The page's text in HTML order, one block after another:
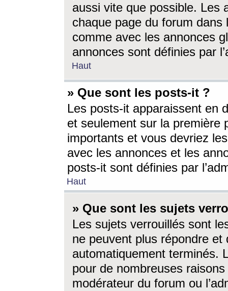
aussi vite que possible. Les
chaque page du forum dans
comme avec les annonces
annonces sont définies par
Haut
» Que sont les posts-it ?
Les posts-it apparaissent en
et seulement sur la première
importants et vous devriez
avec les annonces et les
posts-it sont définies par
Haut
» Que sont les sujets
Les sujets verrouillés sont
ne peuvent plus répondre
automatiquement terminés.
pour de nombreuses
modérateur du forum ou